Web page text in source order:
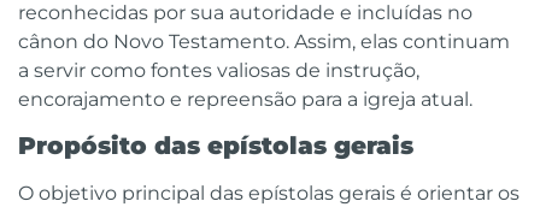
reconhecidas por sua autoridade e incluídas no
cânon do Novo Testamento. Assim, elas continuam
a servir como fontes valiosas de instrução,
encorajamento e repreensão para a igreja atual.
Propósito das epístolas gerais
O objetivo principal das epístolas gerais é orientar os